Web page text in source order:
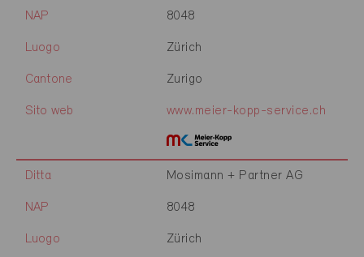
NAP 8048
Luogo Zürich
Cantone Zurigo
Sito web www.meier-kopp-service.ch
Ditta Mosimann + Partner AG
NAP 8048
Luogo Zürich